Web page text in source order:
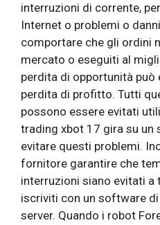
interruzioni di corrente,
Internet o problemi o
comportare che gli ordini
mercato o eseguiti al
perdita di opportunità può
perdita di profitto. Tutti
possono essere evitati
trading xbot 17 gira su un
evitare questi problemi.
fornitore garantire che
interruzioni siano evitati a
iscriviti con un software
server. Quando i robot